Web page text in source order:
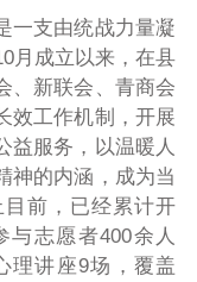
支由统战力量凝
月成立以来，在县
、新联会、青商会
效工作机制，开展
益服务，以温暖人
神的内涵，成为当
前，已经累计开
与志愿者400余人
理讲座9场，覆盖